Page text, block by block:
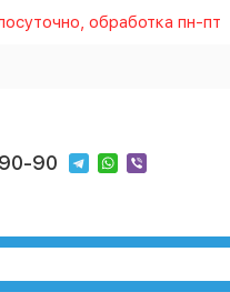
обработка пн-пт
90